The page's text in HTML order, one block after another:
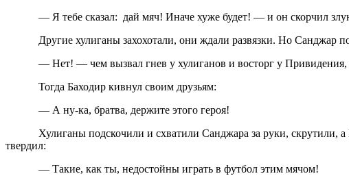
— Я тебе сказал: дай мяч! Иначе хуже будет! — и он скорчил злую
Другие хулиганы захохотали, они ждали развязки. Но Санджар
— Нет! — чем вызвал гнев у хулиганов и восторг у Привидения,
Тогда Баходир кивнул своим друзьям:
— А ну-ка, братва, держите этого героя!
Хулиганы подскочили и схватили Санджара за руки, скрутили, а
твердил:
— Такие, как ты, недостойны играть в футбол этим мячом!